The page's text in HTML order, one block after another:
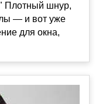
Плотный шнур,
— и вот уже
для окна,